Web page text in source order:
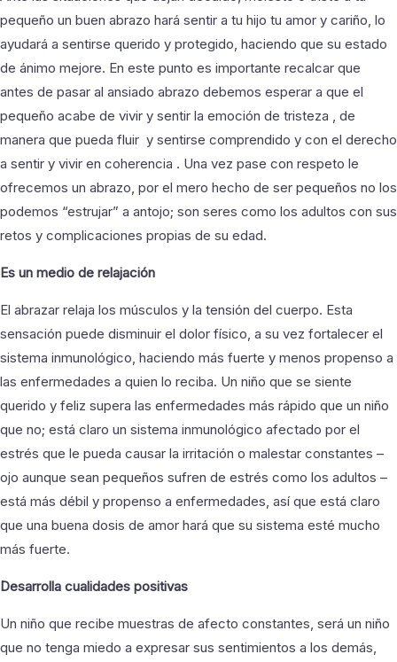
pequeño un buen abrazo hará sentir a tu hijo tu amor y cariño, lo
ayudará a sentirse querido y protegido, haciendo que su estado
de ánimo mejore. En este punto es importante recalcar que
antes de pasar al ansiado abrazo debemos esperar a que el
pequeño acabe de vivir y sentir la emoción de tristeza , de
manera que pueda fluir y sentirse comprendido y con el derecho
a sentir y vivir en coherencia . Una vez pase con respeto le
ofrecemos un abrazo, por el mero hecho de ser pequeños no los
podemos “estrujar” a antojo; son seres como los adultos con sus
retos y complicaciones propias de su edad.
Es un medio de relajación
El abrazar relaja los músculos y la tensión del cuerpo. Esta
sensación puede disminuir el dolor físico, a su vez fortalecer el
sistema inmunológico, haciendo más fuerte y menos propenso a
las enfermedades a quien lo reciba. Un niño que se siente
querido y feliz supera las enfermedades más rápido que un niño
que no; está claro un sistema inmunológico afectado por el
estrés que le pueda causar la irritación o malestar constantes –
ojo aunque sean pequeños sufren de estrés como los adultos –
está más débil y propenso a enfermedades, así que está claro
que una buena dosis de amor hará que su sistema esté mucho
más fuerte.
Desarrolla cualidades positivas
Un niño que recibe muestras de afecto constantes, será un niño
que no tenga miedo a expresar sus sentimientos a los demás,